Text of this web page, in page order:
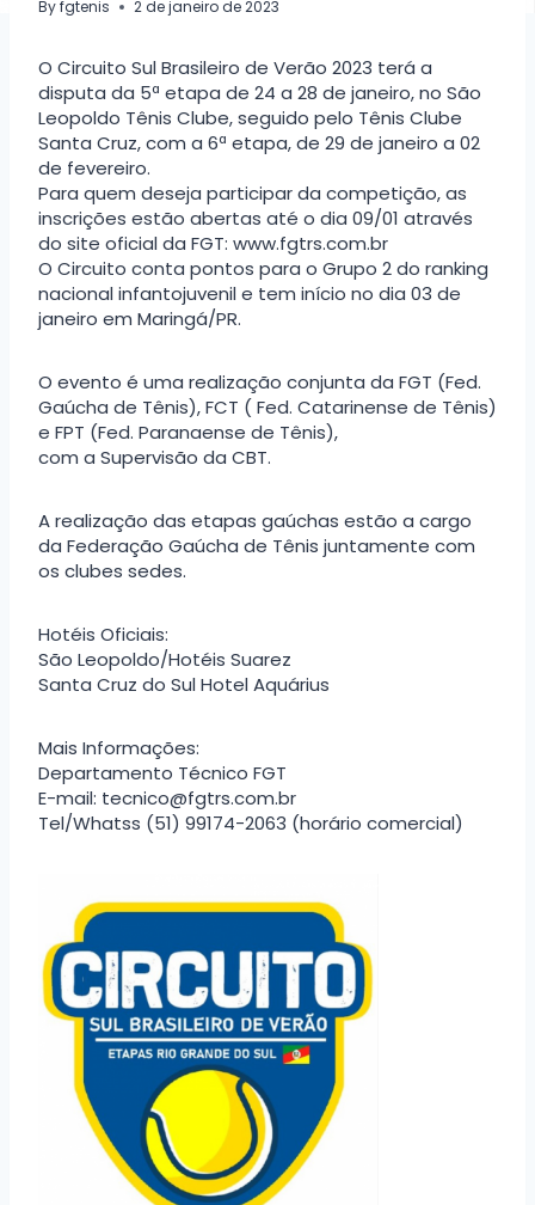
Byfgtenis 2 de janeiro de 2023
O Circuito Sul Brasileiro de Verão 2023 terá a
disputa da 5ª etapa de 24 a 28 de janeiro, no São
Leopoldo Tênis Clube, seguido pelo Tênis Clube
Santa Cruz, com a 6ª etapa, de 29 de janeiro a 02
de fevereiro.
Para quem deseja participar da competição, as
inscrições estão abertas até o dia 09/01 através
do site oficial da FGT: www.fgtrs.com.br
O Circuito conta pontos para o Grupo 2 do ranking
nacional infantojuvenil e tem início no dia 03 de
janeiro em Maringá/PR.
O evento é uma realização conjunta da FGT (Fed.
Gaúcha de Tênis), FCT ( Fed. Catarinense de Tênis)
e FPT (Fed. Paranaense de Tênis),
com a Supervisão da CBT.
A realização das etapas gaúchas estão a cargo
da Federação Gaúcha de Tênis juntamente com
os clubes sedes.
Hotéis Oficiais:
São Leopoldo/Hotéis Suarez
Santa Cruz do Sul Hotel Aquárius
Mais Informações:
Departamento Técnico FGT
E-mail: tecnico@fgtrs.com.br
Tel/Whatss (51) 99174-2063 (horário comercial)